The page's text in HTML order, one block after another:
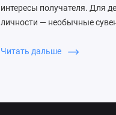
интересы получателя. Для
личности — необычные
несколько идей:
Читать дальше